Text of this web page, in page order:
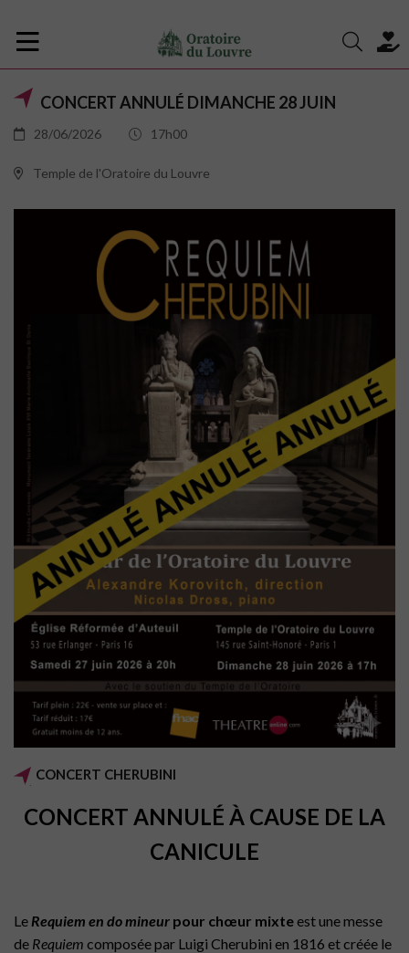
CONCERT ANNULÉ DIMANCHE 28 JUIN
28/06/2026 17h00
Temple de l'Oratoire du Louvre
CONCERT CHERUBINI
CONCERT ANNULÉ À CAUSE DE LA
CANICULE
Le Requiem en do mineur pour chœur mixteest une messe
de Requiem composée par Luigi Cherubini en 1816 et créée le